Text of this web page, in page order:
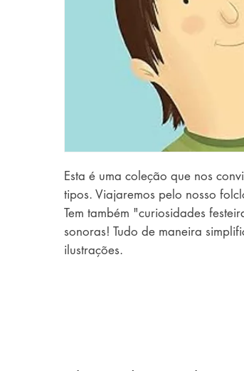
Esta é uma coleção que nos
tipos. Viajaremos pelo nosso
Tem também "curiosidades
sonoras! Tudo de maneira
ilustrações.